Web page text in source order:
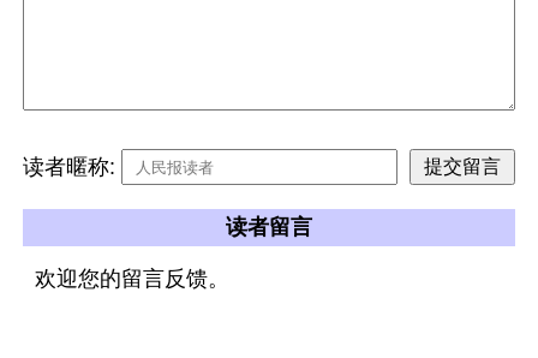
读者暱称:
读者留言
欢迎您的留言反馈。